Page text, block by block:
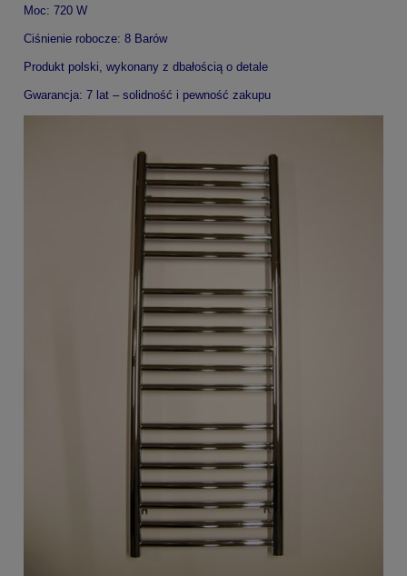
Moc: 720 W
Ciśnienie robocze: 8 Barów
Produkt polski, wykonany z dbałością o detale
Gwarancja: 7 lat – solidność i pewność zakupu